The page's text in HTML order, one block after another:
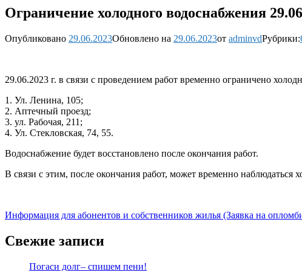
Ограничение холодного водоснабжения
Опубликовано 29.06.2023Обновлено на 29.06.2023от adminvdРубрики:
29.06.2023 г. в связи с проведением работ временно ограничено
1. Ул. Ленина, 105;
2. Аптечный проезд;
3. ул. Рабочая, 211;
4. Ул. Стекловская, 74, 55.
Водоснабжение будет восстановлено после окончания работ.
В связи с этим, после окончания работ, может временно наблюдаться
Информация для абонентов и собственников жилья (Заявка на
Свежие записи
Погаси долг– спишем пени!